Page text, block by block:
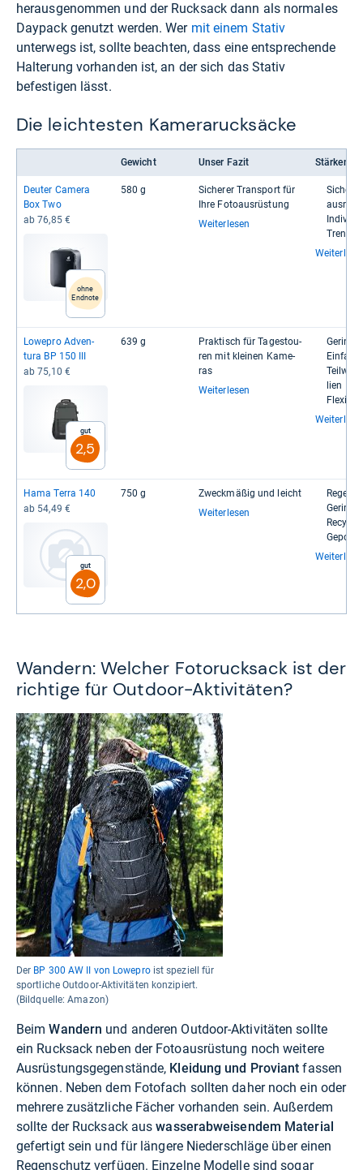
herausgenommen und der Rucksack dann als normales
Daypack genutzt werden. Wer mit einem Stativ
unterwegs ist, sollte beachten, dass eine entsprechende
Halterung vorhanden ist, an der sich das Stativ
befestigen lässt.
Die leichtesten Kamerarucksäcke
Gewicht Unser Fazit Stärken
Deu­ter Camera
Box Two
ab 76,85 €
ohne
Endnote
580 g
Siche­rer Trans­port für
Ihre Foto­aus­rüs­tung
Weiterlesen
Lowe­pro Adven­
tura BP 150 III
ab 75,10 €
Gut
2,5
639 g
Prak­tisch für Tages­tou­
ren mit klei­nen Kame­
ras
Weiterlesen
lien
Hama Terra 140
ab 54,49 €
Gut
2,0
750 g
Zweck­mä­ßig und leicht
Weiterlesen
Wandern: Welcher Fotorucksack ist der
richtige für Outdoor-Aktivitäten?
Der BP 300 AW II von Loweproist speziell für
sportliche Outdoor-Aktivitäten konzipiert.
(Bildquelle: Amazon)
BeimWandern und anderen Outdoor-Aktivitäten sollte
ein Rucksack neben der Fotoausrüstung noch weitere
Ausrüstungsgegenstände, Kleidung und Proviant fassen
können. Neben dem Fotofach sollten daher noch ein oder
mehrere zusätzliche Fächer vorhanden sein. Außerdem
sollte der Rucksack auswasserabweisendem Material
gefertigt sein und für längere Niederschläge über einen
Regenschutz verfügen. Einzelne Modelle sind sogar